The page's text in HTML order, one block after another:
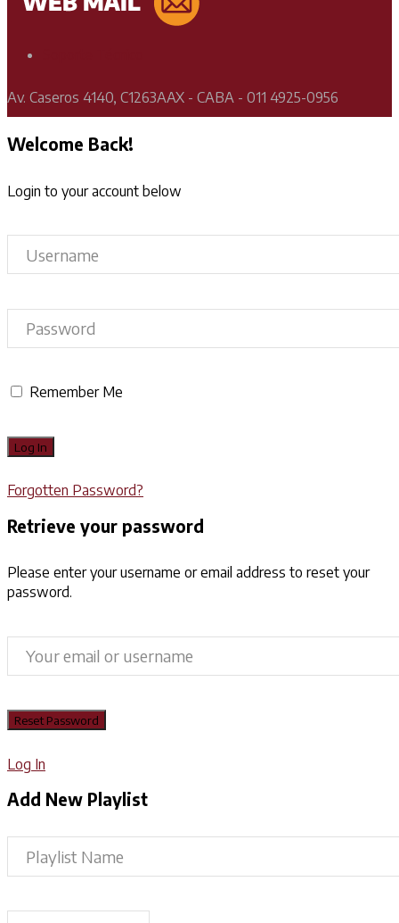
Av. Caseros 4140, C1263AAX - CABA - 011 4925-0956
Welcome Back!
Login to your account below
Remember Me
Forgotten Password?
Retrieve your password
Please enter your username or email address to reset your
password.
Log In
Add New Playlist